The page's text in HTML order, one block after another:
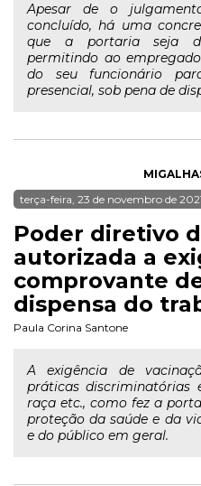
Apesar de o
concluído, há uma
que a portaria seja
permitindo ao
do seu funcionário
presencial, sob pena de
terça-feira, 23 de novembro de
Poder diretivo
autorizada a
comprovante
dispensa do
Paula Corina Santone
A exigência de
práticas discriminatórias
raça etc., como fez a
proteção da saúde e da
e do público em geral.